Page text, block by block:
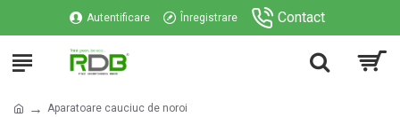
Autentificare Înregistrare Contact
Aparatoare cauciuc de noroi